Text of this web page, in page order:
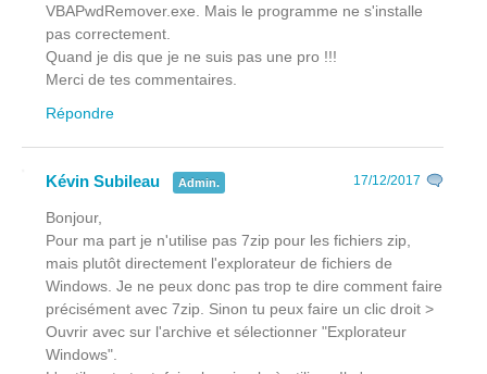
VBAPwdRemover.exe. Mais le programme ne s'installe
pas correctement.
Quand je dis que je ne suis pas une pro !!!
Merci de tes commentaires.
Répondre
Kévin Subileau Admin. 17/12/2017
Bonjour,
Pour ma part je n'utilise pas 7zip pour les fichiers zip,
mais plutôt directement l'explorateur de fichiers de
Windows. Je ne peux donc pas trop te dire comment faire
précisément avec 7zip. Sinon tu peux faire un clic droit >
Ouvrir avec sur l'archive et sélectionner "Explorateur
Windows".